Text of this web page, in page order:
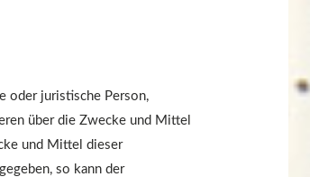
oder juristische Person,
über die Zwecke und Mittel
und Mittel dieser
so kann der